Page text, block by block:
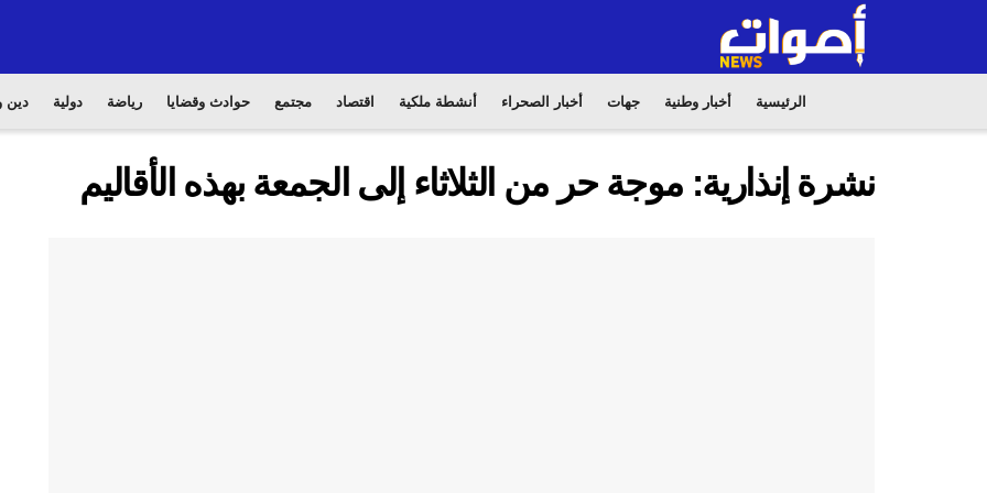
الرئيسية أخبار وطنية جهات أخبار الصحراء أنشطة ملكية اقتصاد مجتمع حوادث وقضايا رياضة دولية دين
نشرة إنذارية: موجة حر من الثلاثاء إلى الجمعة بهذه الأقاليم